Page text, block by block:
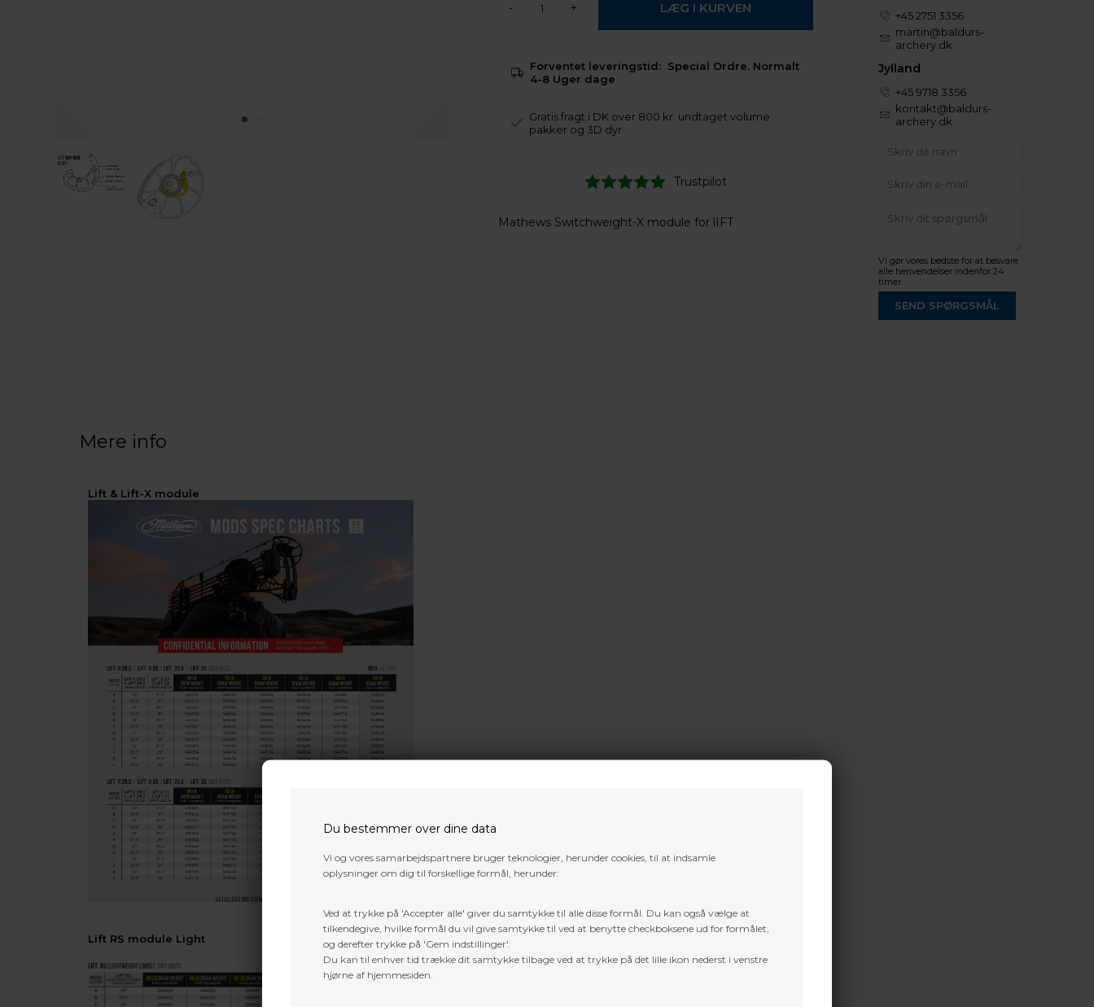
Du bestemmer over dine data
Vi og vores samarbejdspartnere bruger teknologier, herunder cookies, til at indsamle
oplysninger om dig til forskellige formål, herunder:
Ved at trykke på 'Accepter alle' giver du samtykke til alle disse formål. Du kan også vælge at
tilkendegive, hvilke formål du vil give samtykke til ved at benytte checkboksene ud for formålet,
og derefter trykke på 'Gem indstillinger'.
Du kan til enhver tid trække dit samtykke tilbage ved at trykke på det lille ikon nederst i venstre
hjørne af hjemmesiden.
- +
Forventet leveringstid: Special Ordre. Normalt
4-8 Uger dage
Gratis fragt i DK over 800 kr. undtaget volume
pakker og 3D dyr
Trustpilot
Mathews Switchweight-X module for lIFT
+45 2751 3356
martin@baldurs-
archery.dk
Jylland
+45 9718 3356
kontakt@baldurs-
archery.dk
Vi gør vores bedste for at besvare
alle henvendelser indenfor 24
timer.
SEND SPØRGSMÅL
Mere info
Lift & Lift-X module
Lift RS module Light